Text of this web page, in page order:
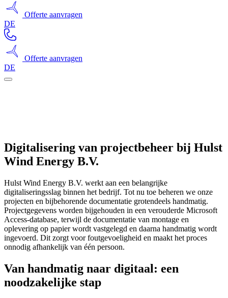
Offerte aanvragen
DE
Offerte aanvragen
DE
Digitalisering van projectbeheer bij Hulst
Wind Energy B.V.
Hulst Wind Energy B.V. werkt aan een belangrijke
digitaliseringsslag binnen het bedrijf. Tot nu toe beheren we onze
projecten en bijbehorende documentatie grotendeels handmatig.
Projectgegevens worden bijgehouden in een verouderde Microsoft
Access-database, terwijl de documentatie van montage en
oplevering op papier wordt vastgelegd en daarna handmatig wordt
ingevoerd. Dit zorgt voor foutgevoeligheid en maakt het proces
onnodig afhankelijk van één persoon.
Van handmatig naar digitaal: een
noodzakelijke stap